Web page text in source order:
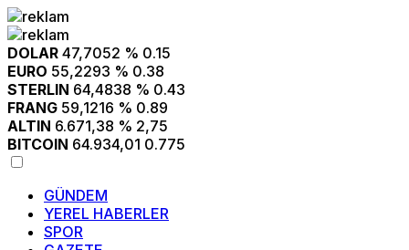
DOLAR 47,7052 % 0.15
EURO 55,2293 % 0.38
STERLIN 64,4838 % 0.43
FRANG 59,1216 % 0.89
ALTIN 6.671,38 % 2,75
BITCOIN 64.934,01 0.775
GÜNDEM
YEREL HABERLER
SPOR